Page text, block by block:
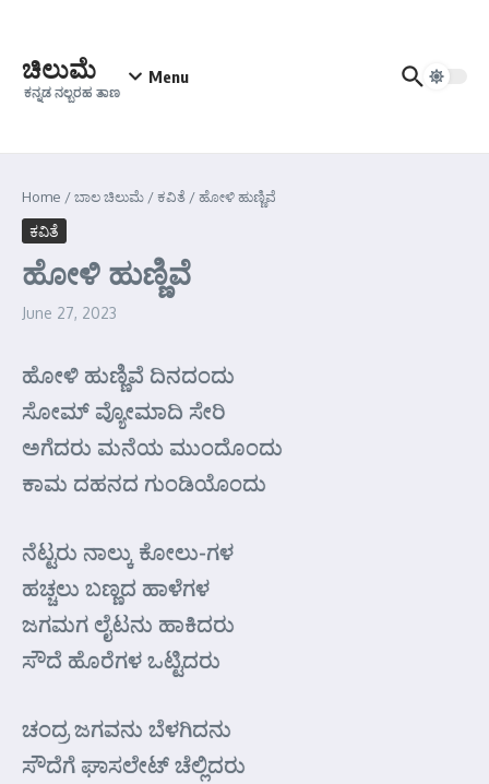
ಚಿಲುಮೆ
ಕನ್ನಡ ನಲ್ಬರಹ ತಾಣ
Menu
Home /ಬಾಲ ಚಿಲುಮೆ /ಕವಿತೆ /ಹೋಳಿ ಹುಣ್ಣಿವೆ
ಕವಿತೆ
ಹೋಳಿ ಹುಣ್ಣಿವೆ
June 27, 2023
ಹೋಳಿ ಹುಣ್ಣಿವೆ ದಿನದಂದು
ಸೋಮ್ ವ್ಯೋಮಾದಿ ಸೇರಿ
ಅಗೆದರು ಮನೆಯ ಮುಂದೊಂದು
ಕಾಮ ದಹನದ ಗುಂಡಿಯೊಂದು
ನೆಟ್ಟರು ನಾಲ್ಕು ಕೋಲು-ಗಳ
ಹಚ್ಚಲು ಬಣ್ಣದ ಹಾಳೆಗಳ
ಜಗಮಗ ಲೈಟನು ಹಾಕಿದರು
ಸೌದೆ ಹೊರೆಗಳ ಒಟ್ಟಿದರು
ಚಂದ್ರ ಜಗವನು ಬೆಳಗಿದನು
ಸೌದೆಗೆ ಘಾಸಲೇಟ್ ಚೆಲ್ಲಿದರು